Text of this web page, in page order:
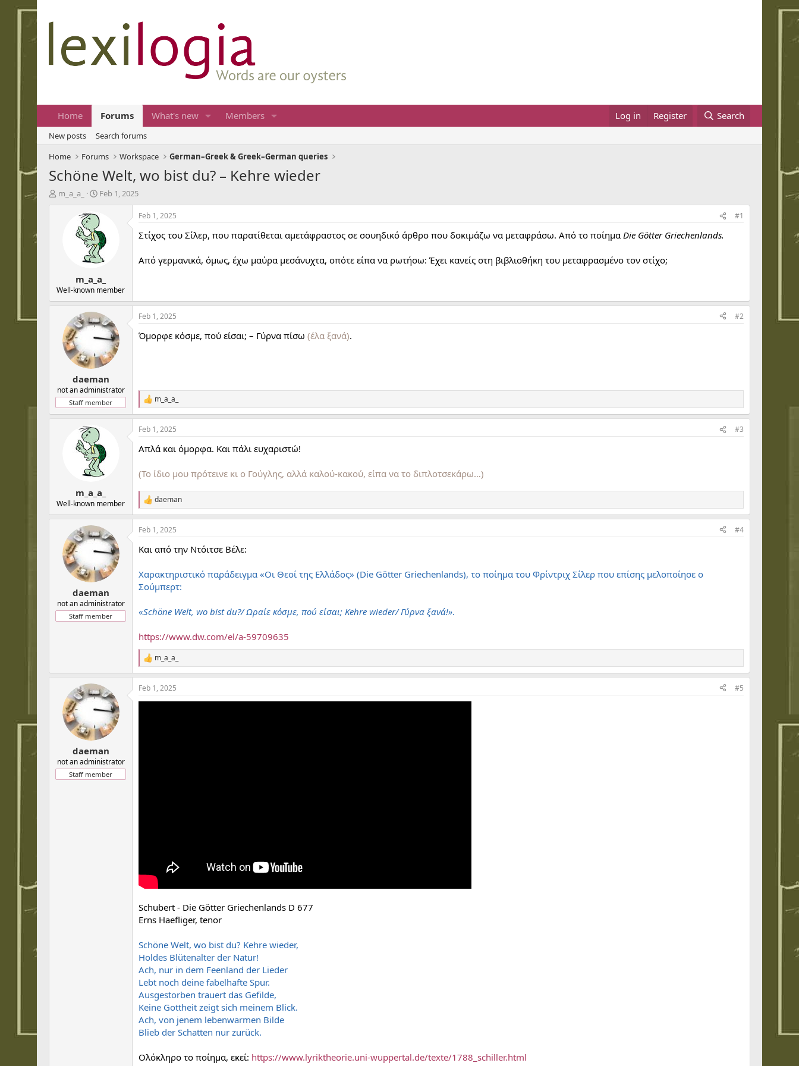
Home Forums What's new Members Log in Register Search
New posts
Search forums
Home
Forums Workspace German–Greek & Greek–German queries
Schöne Welt, wo bist du? – Kehre wieder
T
r
t
m_a_a_
S
r
t
d
a
e
Feb 1, 2025
m_a_a_
Well-known member
Feb 1, 2025 #1
Στίχος του Σίλερ, που παρατίθεται αμετάφραστος σε σουηδικό άρθρο που δοκιμάζω να μεταφράσω. Από το ποίημα Die Götter Griechenlands.
Από γερμανικά, όμως, έχω μαύρα μεσάνυχτα, οπότε είπα να ρωτήσω: Έχει κανείς στη βιβλιοθήκη του μεταφρασμένο τον στίχο;
daeman
not an administrator
Staff member
Feb 1, 2025 #2
Όμορφε κόσμε, πού είσαι; – Γύρνα πίσω (έλα ξανά).
R
e
a
c
i
n
s
:
m_a_a_
m_a_a_
Well-known member
Feb 1, 2025 #3
Απλά και όμορφα. Και πάλι ευχαριστώ!
(Το ίδιο μου πρότεινε κι ο Γούγλης, αλλά καλού-κακού, είπα να το διπλοτσεκάρω…)
R
e
a
c
i
n
s
:
daeman
daeman
not an administrator
Staff member
Feb 1, 2025 #4
Και από την Ντόιτσε Βέλε:
Χαρακτηριστικό παράδειγμα «Οι Θεοί της Ελλάδος» (Die Götter Griechenlands), το ποίημα του Φρίντριχ Σίλερ που επίσης μελοποίησε ο
Σούμπερτ:
«Schöne Welt, wo bist du?/ Ωραίε κόσμε, πού είσαι; Kehre wieder/ Γύρνα ξανά!».
https://www.dw.com/el/a-59709635
R
e
a
c
t
m_a_a_
daeman
not an administrator
Staff member
Feb 1, 2025 #5
Schubert - Die Götter Griechenlands D 677
Erns Haefliger, tenor
Schöne Welt, wo bist du? Kehre wieder,
Holdes Blütenalter der Natur!
Ach, nur in dem Feenland der Lieder
Lebt noch deine fabelhafte Spur.
Ausgestorben trauert das Gefilde,
Keine Gottheit zeigt sich meinem Blick.
Ach, von jenem lebenwarmen Bilde
Blieb der Schatten nur zurück.
Ολόκληρο το ποίημα, εκεί: https://www.lyriktheorie.uni-wuppertal.de/texte/1788_schiller.html